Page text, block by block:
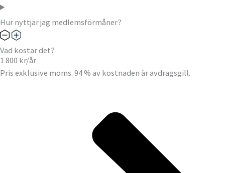
Hur nyttjar jag medlemsförmåner?
Vad kostar det?
1 800 kr/år
Pris exklusive moms. 94 % av kostnaden är avdragsgill.